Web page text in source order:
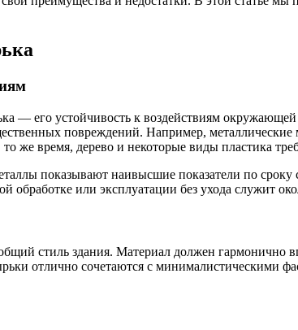
— его устойчивость к воздействиям
повреждений. Например,
же время, дерево и некоторые виды пластика
показывают наивысшие показатели по
обработке или эксплуатации без ухода служит
стиль здания. Материал должен гармонично
отлично сочетаются с минималистическими